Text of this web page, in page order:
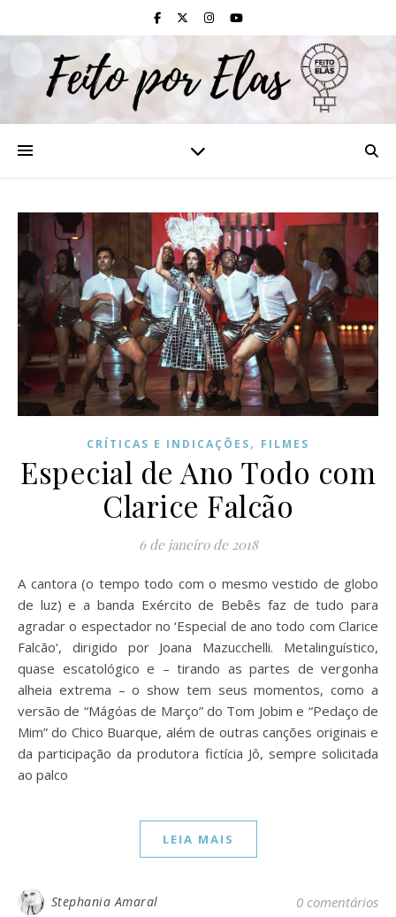
CRÍTICAS E INDICAÇÕES, FILMES
Especial de Ano Todo com
Clarice Falcão
6 de janeiro de 2018
A cantora (o tempo todo com o mesmo vestido de globo
de luz) e a banda Exército de Bebês faz de tudo para
agradar o espectador no ‘Especial de ano todo com Clarice
Falcão‘, dirigido por Joana Mazucchelli. Metalinguístico,
quase escatológico e – tirando as partes de vergonha
alheia extrema – o show tem seus momentos, como a
versão de “Mágóas de Março” do Tom Jobim e “Pedaço de
Mim” do Chico Buarque, além de outras canções originais e
da participação da produtora fictícia Jô, sempre solicitada
ao palco
LEIA MAIS
Stephania Amaral 0 comentários